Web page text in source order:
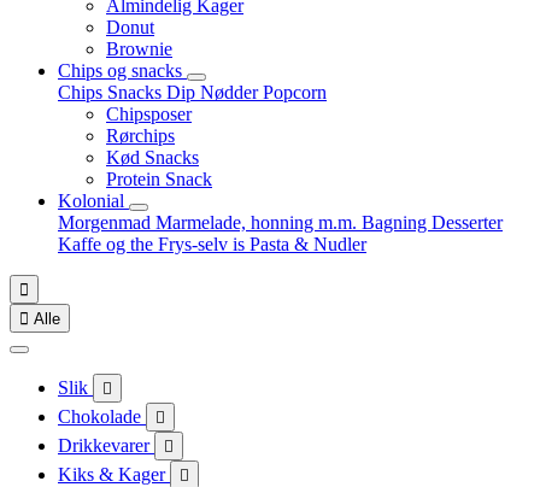
Almindelig Kager
Donut
Brownie
Chips og snacks
Chips Snacks Dip NødderPopcorn
Chipsposer
Rørchips
Kød Snacks
Protein Snack
Kolonial
Morgenmad Marmelade, honning m.m. Bagning Desserter
Kaffe og the Frys-selv is Pasta & Nudler

 Alle
Slik 
Chokolade 
Drikkevarer 
Kiks & Kager 